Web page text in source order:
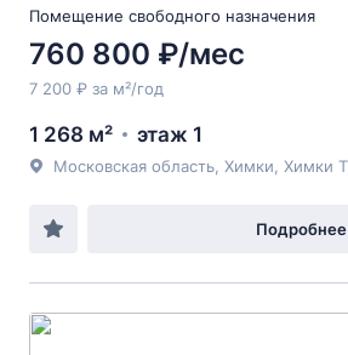
Помещение свободного назначения
760 800 ₽/мес
7 200 ₽ за м²/год
1 268 м² этаж 1
Подробнее